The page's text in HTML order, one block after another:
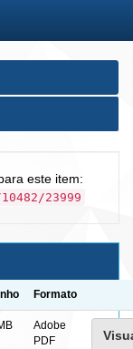
este item:
23999
Formato
Adobe
PDF